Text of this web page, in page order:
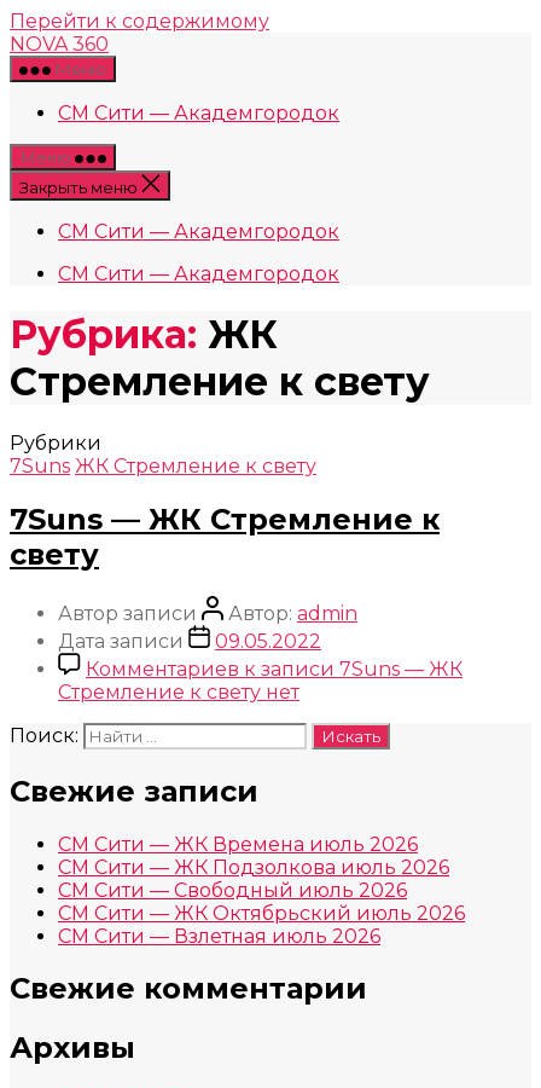
Перейти к содержимому
NOVA 360
Меню
СМ Сити — Академгородок
Меню
Закрыть меню
СМ Сити — Академгородок
СМ Сити — Академгородок
Рубрика: ЖК
Стремление к свету
Рубрики
7Suns ЖК Стремление к свету
7Suns — ЖК Стремление к
свету
Автор записи Автор: admin
Дата записи
09.05.2022
Комментариев к записи 7Suns — ЖК
Стремление к свету нет
Поиск:
Свежие записи
СМ Сити — ЖК Времена июль 2026
СМ Сити — ЖК Подзолкова июль 2026
СМ Сити — Свободный июль 2026
СМ Сити — ЖК Октябрьский июль 2026
СМ Сити — Взлетная июль 2026
Свежие комментарии
Архивы